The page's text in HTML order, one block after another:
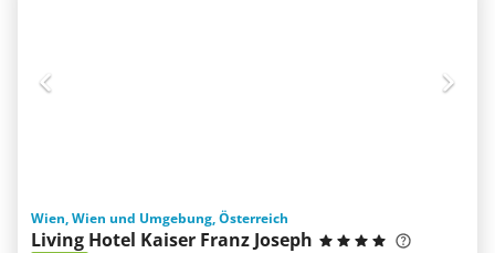
Wien, Wien und Umgebung, Österreich
Living Hotel Kaiser Franz Joseph